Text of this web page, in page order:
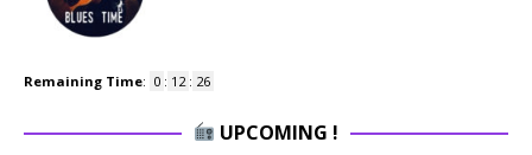
Remaining Time: 0 : 12 : 25
UPCOMING !